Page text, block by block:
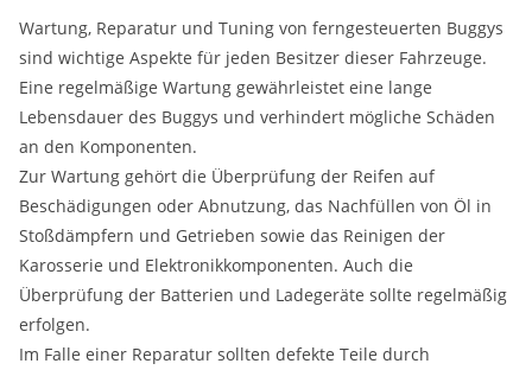
Wartung, Reparatur und Tuning von ferngesteuerten Buggys
sind wichtige Aspekte für jeden Besitzer dieser Fahrzeuge.
Eine regelmäßige Wartung gewährleistet eine lange
Lebensdauer des Buggys und verhindert mögliche Schäden
an den Komponenten.
Zur Wartung gehört die Überprüfung der Reifen auf
Beschädigungen oder Abnutzung, das Nachfüllen von Öl in
Stoßdämpfern und Getrieben sowie das Reinigen der
Karosserie und Elektronikkomponenten. Auch die
Überprüfung der Batterien und Ladegeräte sollte regelmäßig
erfolgen.
Im Falle einer Reparatur sollten defekte Teile durch